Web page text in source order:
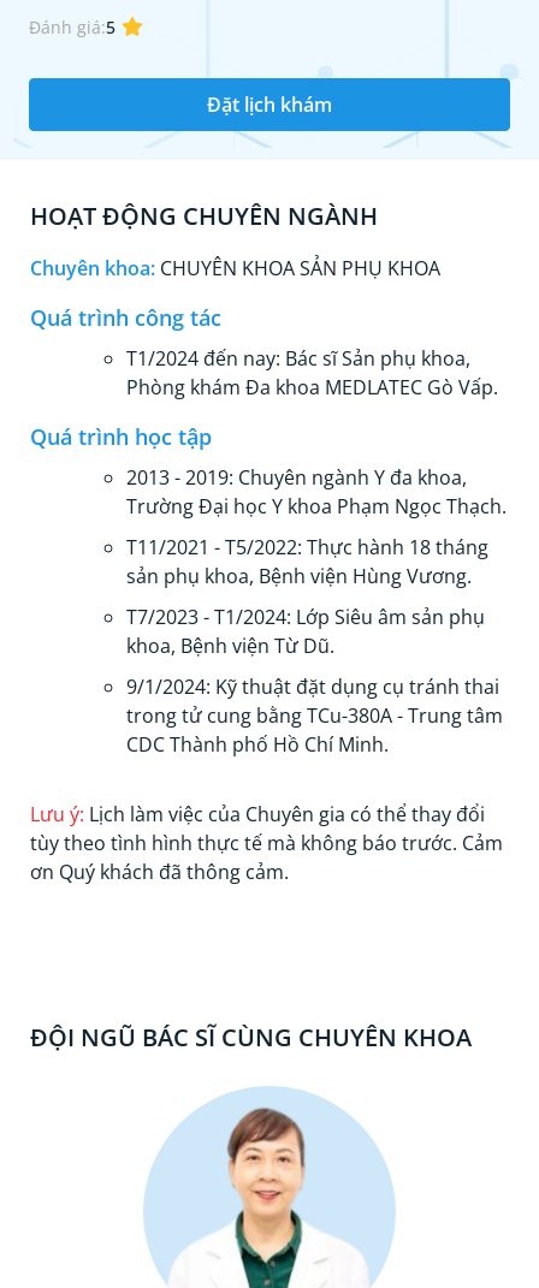
Đánh giá:5
Đặt lịch khám
HOẠT ĐỘNG CHUYÊN NGÀNH
Chuyên khoa: CHUYÊN KHOA SẢN PHỤ KHOA
Quá trình công tác
T1/2024 đến nay: Bác sĩ Sản phụ khoa,
Phòng khám Đa khoa MEDLATEC Gò Vấp.
Quá trình học tập
2013 - 2019: Chuyên ngành Y đa khoa,
Trường Đại học Y khoa Phạm Ngọc Thạch.
T11/2021 - T5/2022: Thực hành 18 tháng
sản phụ khoa, Bệnh viện Hùng Vương.
T7/2023 - T1/2024: Lớp Siêu âm sản phụ
khoa, Bệnh viện Từ Dũ.
9/1/2024: Kỹ thuật đặt dụng cụ tránh thai
trong tử cung bằng TCu-380A - Trung tâm
CDC Thành phố Hồ Chí Minh.
Lưu ý: Lịch làm việc của Chuyên gia có thể thay đổi
tùy theo tình hình thực tế mà không báo trước. Cảm
ơn Quý khách đã thông cảm.
ĐỘI NGŨ BÁC SĨ CÙNG CHUYÊN KHOA